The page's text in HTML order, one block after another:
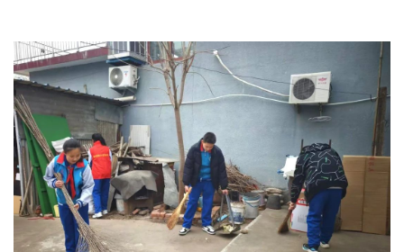
北京宣传文化引导基金
宣传思想文化人才
专题
资料库